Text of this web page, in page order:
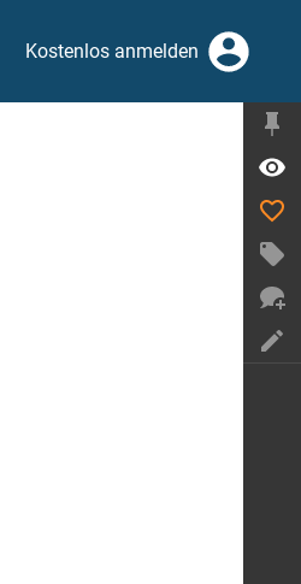
Kostenlos anmelden